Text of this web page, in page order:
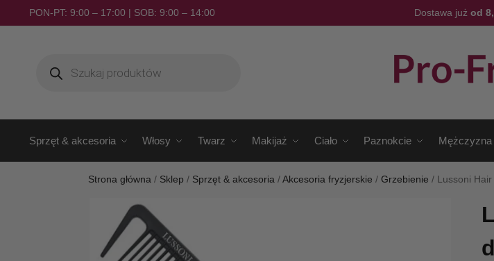
PON-PT: 9:00 – 17:00 | SOB: 9:00 – 14:00 Dostawa już od
Sprzęt & akcesoria Włosy Twarz Makijaż Ciało Paznokcie Mężczyzna
Strona główna / Sklep / Sprzęt & akcesoria /Akcesoria fryzjerskie /Grzebienie / Lussoni